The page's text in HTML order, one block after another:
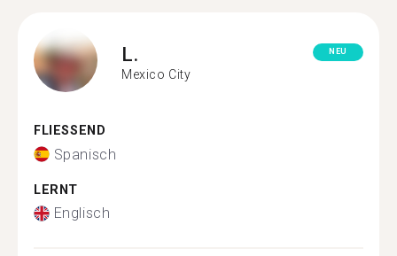
L.
Mexico City
NEU
FLIESSEND
Spanisch
LERNT
Englisch